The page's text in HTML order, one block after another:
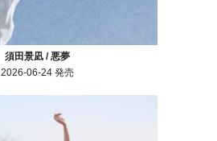
須田景凪 / 悪夢
2026-06-24 発売